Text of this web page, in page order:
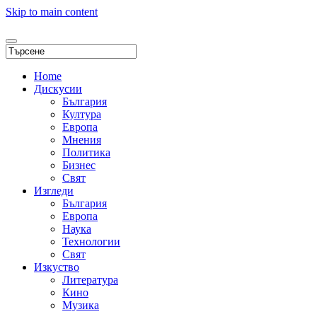
Skip to main content
Home
Дискусии
България
Култура
Европа
Мнения
Политика
Бизнес
Свят
Изгледи
България
Европа
Наука
Технологии
Свят
Изкуство
Литература
Кино
Музика